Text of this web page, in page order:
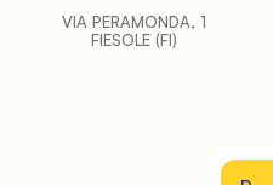
VIA PERAMONDA, 1
FIESOLE (FI)